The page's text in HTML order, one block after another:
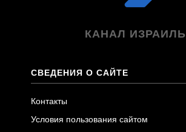
КАНАЛ ИЗРАИЛЬ
СВЕДЕНИЯ О САЙТЕ
Контакты
Условия пользования сайтом